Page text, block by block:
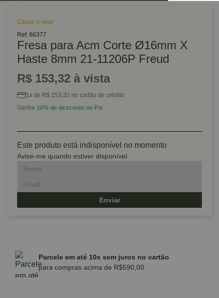
Clique e veja!
Ref: 66377
Fresa para Acm Corte Ø16mm X
Haste 8mm 21-11206P Freud
R$ 153,32 à vista
1x de R$ 153,32 no cartão de crédito
Ganhe 10% de desconto no Pix
Este produto está indisponível no momento
Avise-me quando estiver disponível
Enviar
Parcele em até 10x sem juros no cartão
para compras acima de R$590,00